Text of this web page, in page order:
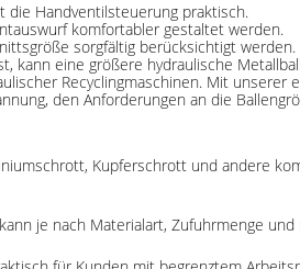
die Handventilsteuerung praktisch.
komfortabler gestaltet werden.
sorgfältig berücksichtigt werden.
kann eine größere hydraulische
Recyclingmaschinen. Mit
den Anforderungen an die
Kupferschrott und andere
je nach Materialart, Zufuhrmenge